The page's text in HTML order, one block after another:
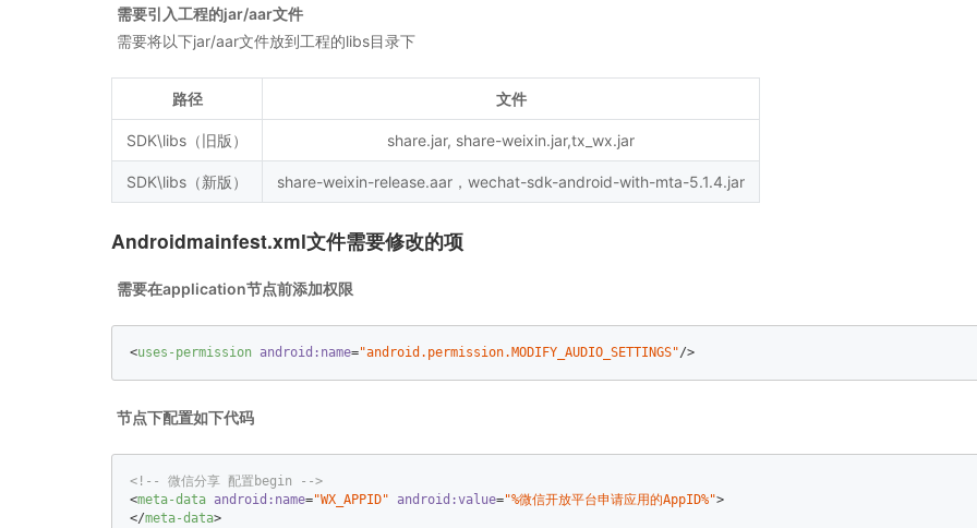
需要引入工程的jar/aar文件
需要将以下jar/aar文件放到工程的libs目录下
路径 文件
SDK\libs（旧版） share.jar, share-weixin.jar,tx_wx.jar
SDK\libs（新版） share-weixin-release.aar，wechat-sdk-android-with-mta-5.1.4.jar
Androidmainfest.xml文件需要修改的项
需要在application节点前添加权限
<uses-permission android:name="android.permission.MODIFY_AUDIO_SETTINGS"/>
节点下配置如下代码
<!-- 微信分享 配置begin -->
<meta-data android:name="WX_APPID" android:value="%微信开放平台申请应用的AppID%">
</meta-data>